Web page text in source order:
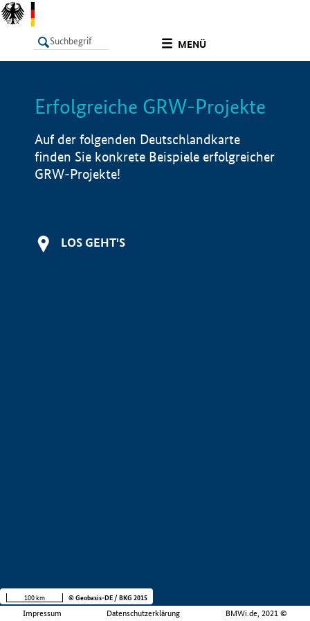
MENÜ
LISTE Info
Erfolgreiche GRW-Projekte
Auf der folgenden Deutschlandkarte
finden Sie konkrete Beispiele erfolgreicher
GRW-Projekte!
LOS GEHT'S
Impressum Datenschutzerklärung BMWi.de, 2021 ©
100 km © Geobasis-DE / BKG 2015